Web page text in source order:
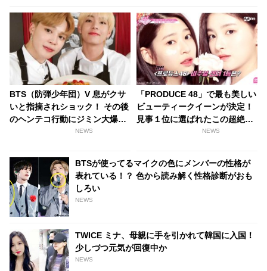
BTS（防弾少年団）V 息がクサ
いと指摘されショック！ その後
のヘンテコ行動にジミン大爆笑
NEWS
「PRODUCE 48」で最も美しい
ビューティークイーンが決定！
見事１位に選ばれたこの超絶美
NEWS
BTSが使ってるマイクの色にメンバーの性格が
表れている！？ 色から読み解く性格診断がおも
しろい
NEWS
TWICE ミナ、母親に手を引かれて韓国に入国！
少しづつ元気が回復中か
NEWS